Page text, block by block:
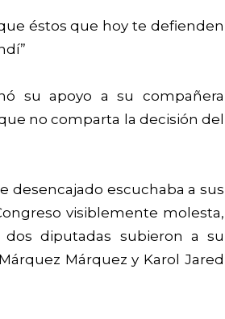
éstos que hoy te defienden
su apoyo a su compañera
no comparta la decisión del
desencajado escuchaba a sus
visiblemente molesta,
diputadas subieron a su
Márquez y Karol Jared